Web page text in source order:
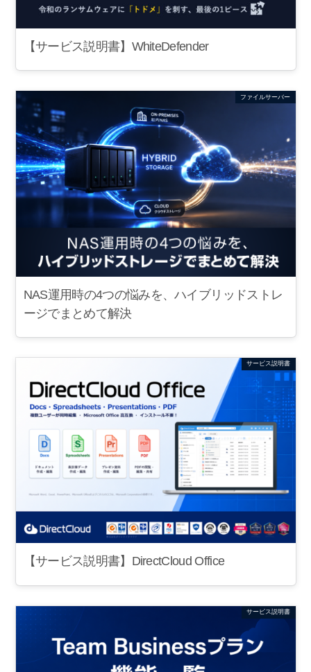
【サービス説明書】WhiteDefender
ファイルサーバー
NAS運用時の4つの悩みを、ハイブリッドストレ
ージでまとめて解決
サービス説明書
【サービス説明書】DirectCloud Office
サービス説明書